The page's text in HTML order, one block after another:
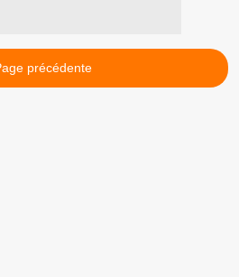
précédente